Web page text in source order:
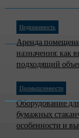
Недвижимость
Аренда
назначения: как
подходящий
Промышленности
Оборудование
бумажных
особенности и